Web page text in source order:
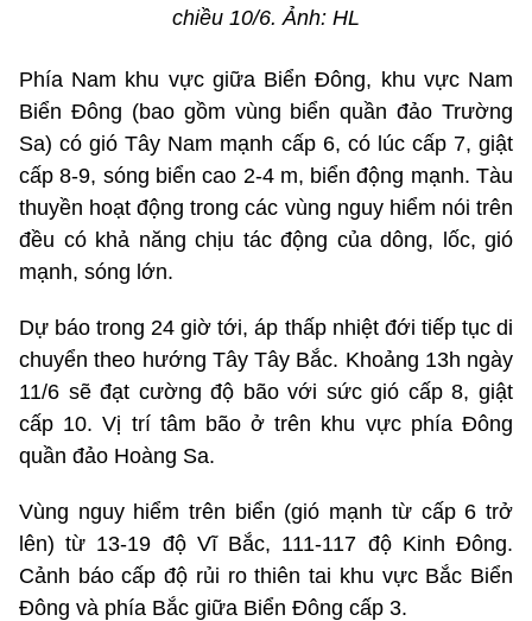
chiều 10/6. Ảnh: HL
Phía Nam khu vực giữa Biển Đông, khu vực Nam
Biển Đông (bao gồm vùng biển quần đảo Trường
Sa) có gió Tây Nam mạnh cấp 6, có lúc cấp 7, giật
cấp 8-9, sóng biển cao 2-4 m, biển động mạnh. Tàu
thuyền hoạt động trong các vùng nguy hiểm nói trên
đều có khả năng chịu tác động của dông, lốc, gió
mạnh, sóng lớn.
Dự báo trong 24 giờ tới, áp thấp nhiệt đới tiếp tục di
chuyển theo hướng Tây Tây Bắc. Khoảng 13h ngày
11/6 sẽ đạt cường độ bão với sức gió cấp 8, giật
cấp 10. Vị trí tâm bão ở trên khu vực phía Đông
quần đảo Hoàng Sa.
Vùng nguy hiểm trên biển (gió mạnh từ cấp 6 trở
lên) từ 13-19 độ Vĩ Bắc, 111-117 độ Kinh Đông.
Cảnh báo cấp độ rủi ro thiên tai khu vực Bắc Biển
Đông và phía Bắc giữa Biển Đông cấp 3.